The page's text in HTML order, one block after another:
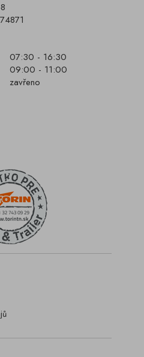
07:30 - 16:30
09:00 - 11:00
zavřeno